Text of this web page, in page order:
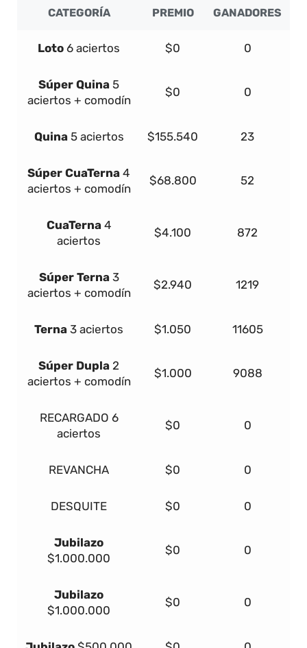
CATEGORÍA PREMIO GANADORES
Loto 6 aciertos $0 0
Súper Quina 5
aciertos + comodín
$0 0
Quina 5 aciertos $155.540 23
Súper CuaTerna 4
aciertos + comodín
$68.800 52
CuaTerna 4
aciertos
$4.100 872
Súper Terna 3
aciertos + comodín
$2.940 1219
Terna 3 aciertos $1.050 11605
Súper Dupla 2
aciertos + comodín
$1.000 9088
RECARGADO 6
aciertos
$0 0
REVANCHA $0 0
DESQUITE $0 0
Jubilazo
$1.000.000
$0 0
Jubilazo
$1.000.000
$0 0